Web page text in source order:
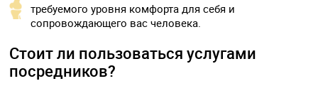
требуемого уровня комфорта для себя и
сопровождающего вас человека.
Стоит ли пользоваться услугами
посредников?